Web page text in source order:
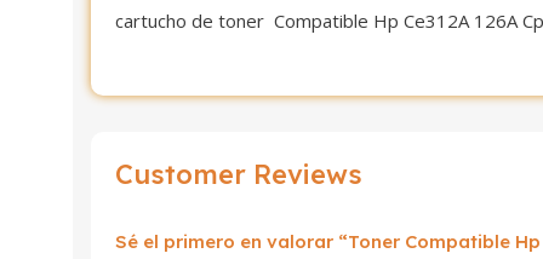
cartucho de toner Compatible Hp Ce312A 126A
Customer Reviews
Sé el primero en valorar “Toner Compatible Hp